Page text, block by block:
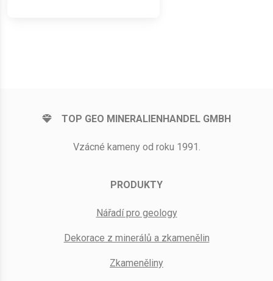
TOP GEO MINERALIENHANDEL GMBH
Vzácné kameny od roku 1991.
PRODUKTY
Nářadí pro geology
Dekorace z minerálů a zkamenělin
Zkameněliny